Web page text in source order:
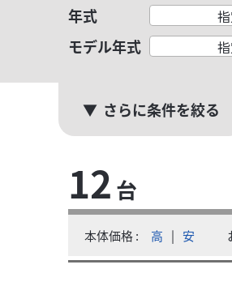
ホンダ
Honda Super Cub 50 –
本体価格: 29.70 万円
Vui lòng xem hướng dẫn
年式
モデル年式
さらに条件を絞る
12 台
本体価格 高 | 安